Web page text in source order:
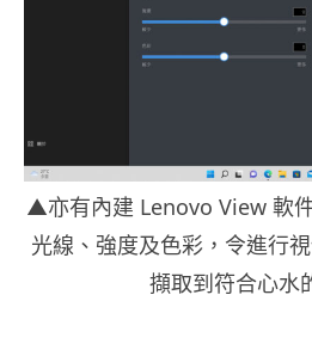
▲亦有內建 Lenovo View 軟
光線、強度及色彩，令進行
擷取到符合心水